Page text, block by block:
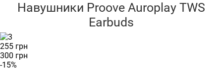
Навушники Proove Auroplay TWS
Earbuds
255 грн
300 грн
-15%